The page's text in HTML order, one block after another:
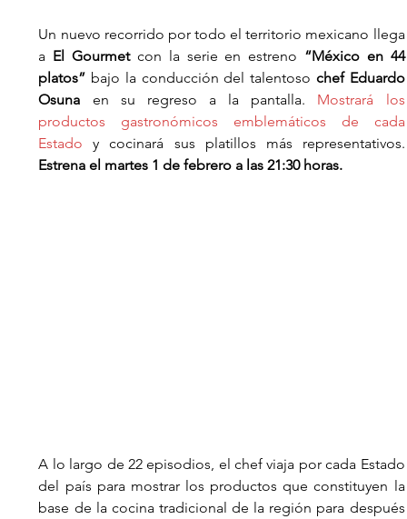
Un nuevo recorrido por todo el territorio mexicano llega
a El Gourmet con la serie en estreno “México en 44
platos” bajo la conducción del talentoso chef Eduardo
Osuna en su regreso a la pantalla. Mostrará los
productos gastronómicos emblemáticos de cada
Estado
Estrena el martes 1 de febrero a las 21:30 horas.
A lo largo de 22 episodios, el chef viaja por cada Estado
del país para mostrar los productos que constituyen la
base de la cocina tradicional de la región para después